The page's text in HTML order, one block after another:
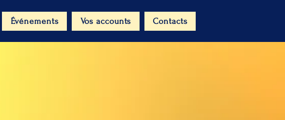
Événements Vos accounts Contacts